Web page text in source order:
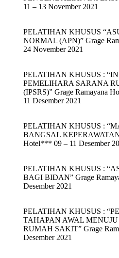
11 – 13 November 2021
PELATIHAN KHUSUS
NORMAL (APN)” Grage
24 November 2021
PELATIHAN KHUSUS :
PEMELIHARA SARANA
(IPSRS)” Grage Ramayana
11 Desember 2021
PELATIHAN KHUSUS :
BANGSAL
Hotel*** 09 – 11 Desember
PELATIHAN KHUSUS :
BAGI BIDAN” Grage
Desember 2021
PELATIHAN KHUSUS :
TAHAPAN AWAL
RUMAH SAKIT” Grage
Desember 2021